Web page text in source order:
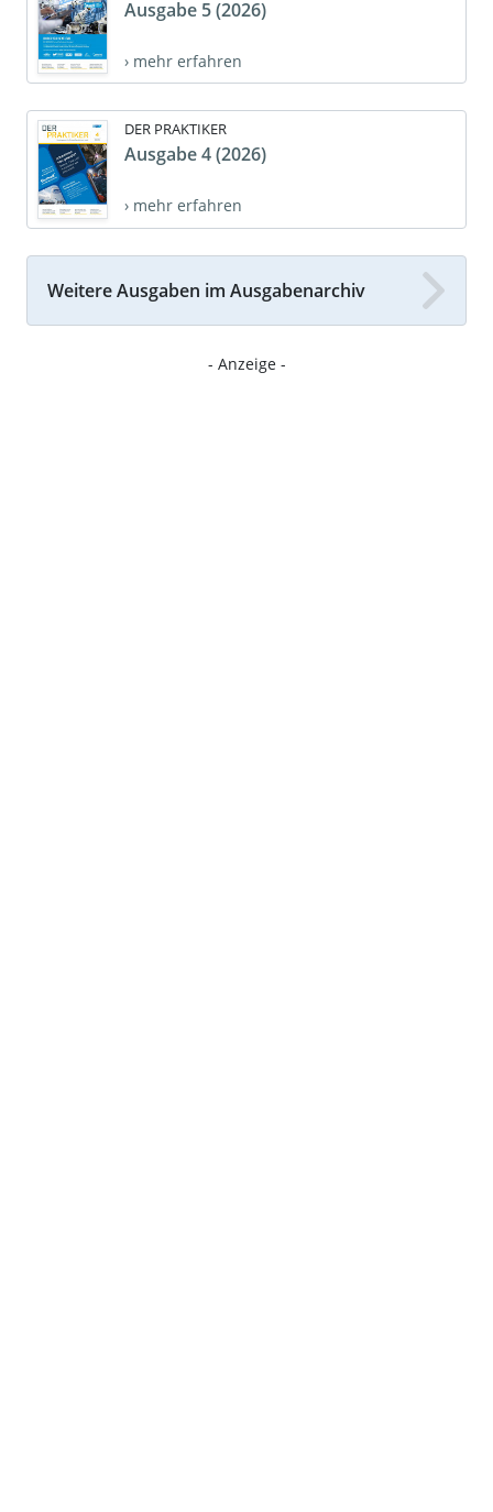
Ausgabe 5 (2026)
› mehr erfahren
DER PRAKTIKER
Ausgabe 4 (2026)
› mehr erfahren
Weitere Ausgaben im Ausgabenarchiv
- Anzeige -